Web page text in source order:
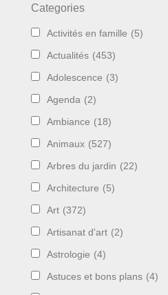
Categories
Activités en famille (5)
Actualités (453)
Adolescence (3)
Agenda (2)
Ambiance (18)
Animaux (527)
Arbres du jardin (22)
Architecture (5)
Art (372)
Artisanat d'art (2)
Astrologie (4)
Astuces et bons plans (4)